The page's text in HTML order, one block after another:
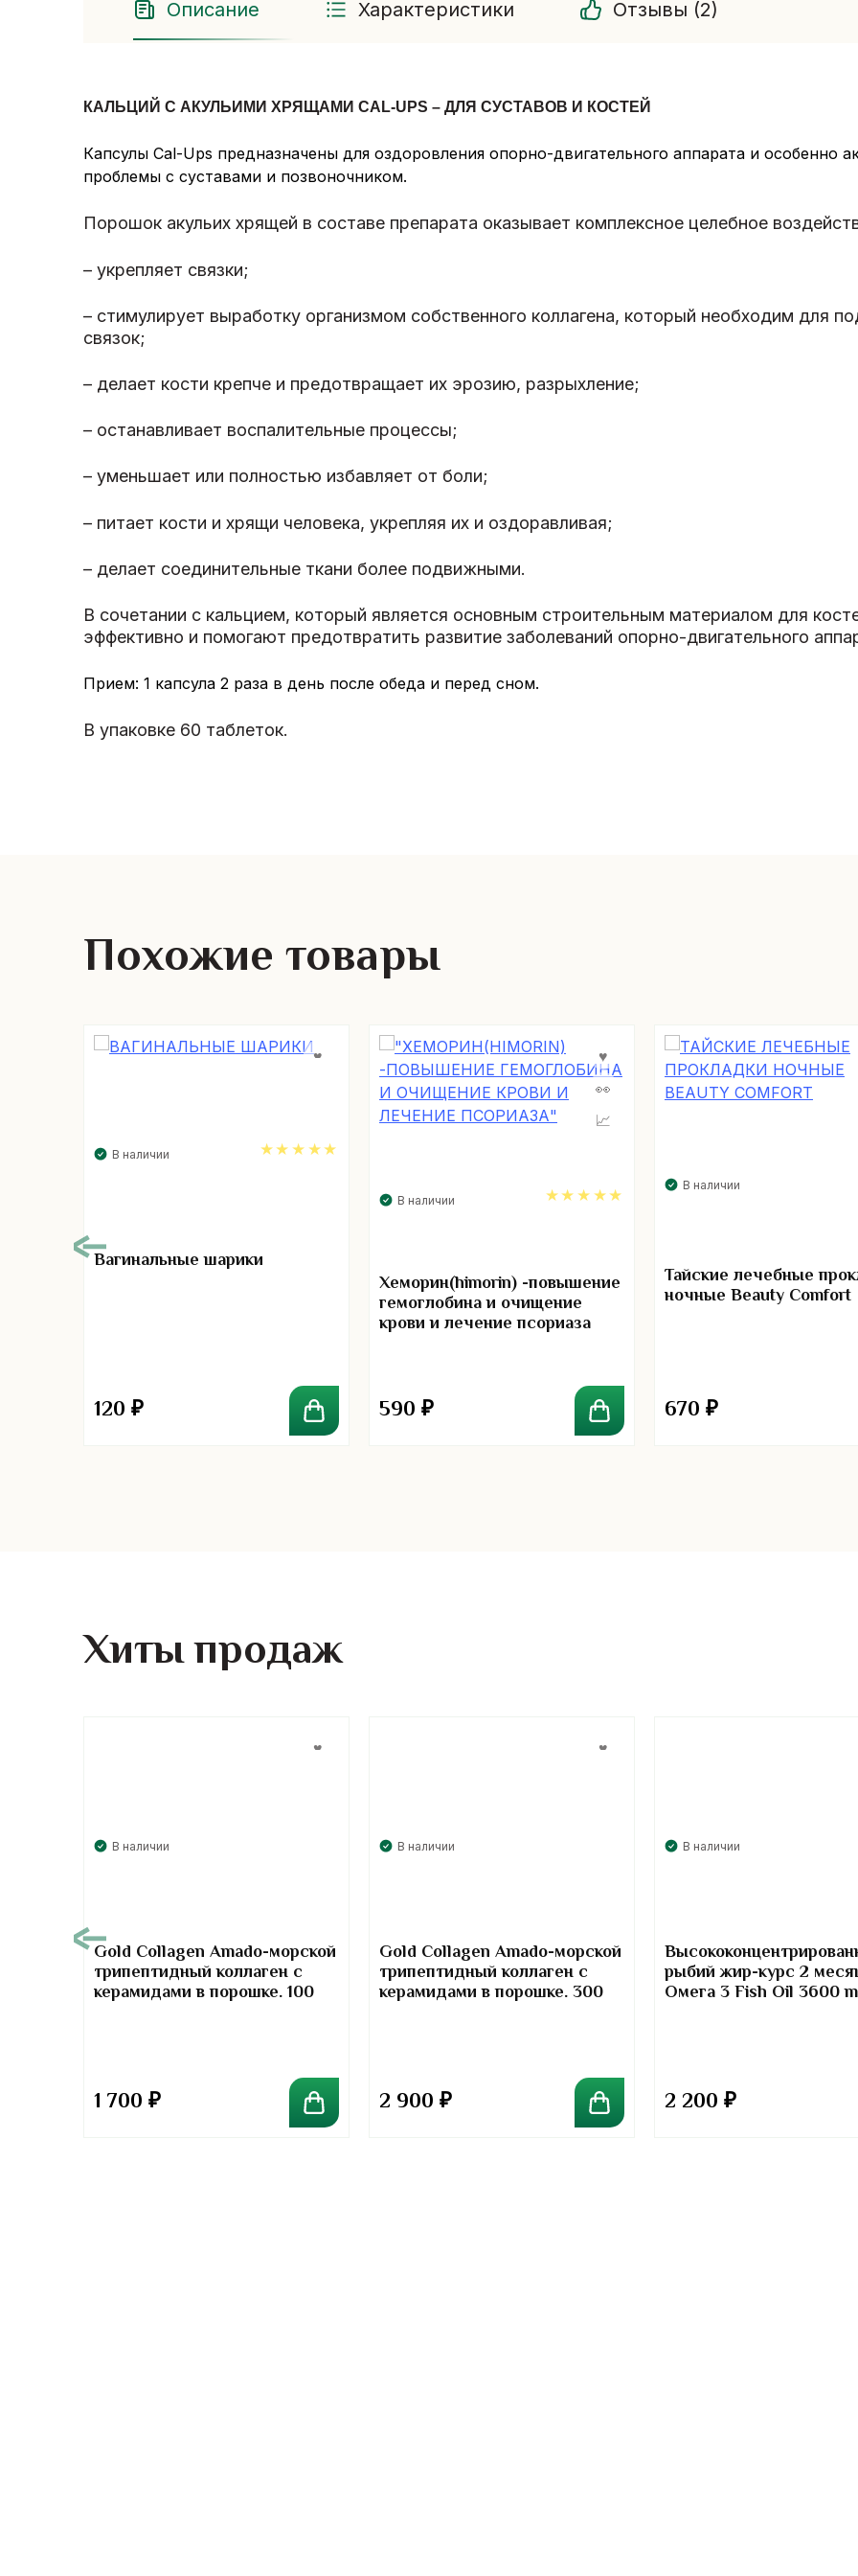
Описание Характеристики Отзывы (2)
КАЛЬЦИЙ С АКУЛЬИМИ ХРЯЩАМИ CAL-UPS – ДЛЯ СУСТАВОВ И КОСТЕЙ
Капсулы Cal-Ups предназначены для оздоровления опорно-двигательного аппарата и
проблемы с суставами и позвоночником.
Порошок акульих хрящей в составе препарата оказывает комплексное целебное
– укрепляет связки;
– стимулирует выработку организмом собственного коллагена, который необходим для
связок;
– делает кости крепче и предотвращает их эрозию, разрыхление;
– останавливает воспалительные процессы;
– уменьшает или полностью избавляет от боли;
– питает кости и хрящи человека, укрепляя их и оздоравливая;
– делает соединительные ткани более подвижными.
В сочетании с кальцием, который является основным строительным материалом для
эффективно и помогают предотвратить развитие заболеваний опорно-двигательного
Прием: 1 капсула 2 раза в день после обеда и перед сном.
В упаковке 60 таблеток.
Похожие товары
В наличии
Вагинальные шарики
120 ₽
В наличии
Хеморин(himorin) -повышение
гемоглобина и очищение
крови и лечение псориаза
590 ₽
В наличии
Тайские лечебные
ночные Beauty Comfort
670 ₽
Хиты продаж
В наличии
Gold Collagen Amado-морской
трипептидный коллаген с
керамидами в порошке. 100
1 700 ₽
В наличии
Gold Collagen Amado-морской
трипептидный коллаген с
керамидами в порошке. 300
2 900 ₽
В наличии
рыбий жир-курс 2
Омега 3 Fish Oil 3600
2 200 ₽